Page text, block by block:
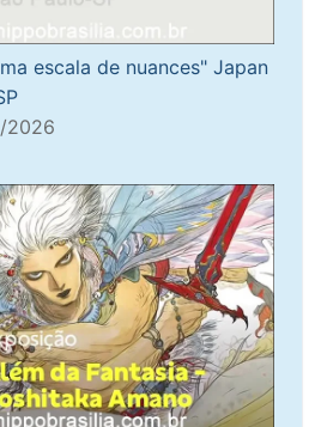
escala de nuances" Japan
2026